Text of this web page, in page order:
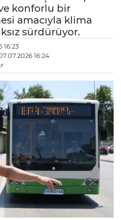
konforlu bir
amacıyla klima
sürdürüyor.
16:23
16:24